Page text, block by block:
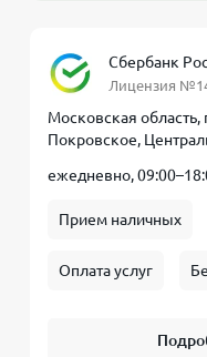
Сбербанк
Лицензия
Московская область,
Покровское,
ежедневно,
Прием наличных
Оплата услуг